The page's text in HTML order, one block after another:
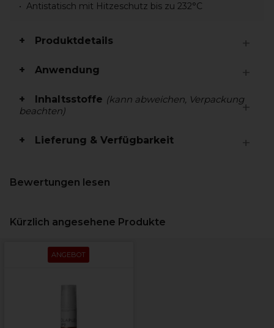
Antistatisch mit Hitzeschutz bis zu 232°C
Produktdetails
Anwendung
Inhaltsstoffe (kann abweichen, Verpackung
beachten)
Lieferung & Verfügbarkeit
Bewertungen lesen
Kürzlich angesehene Produkte
ANGEBOT